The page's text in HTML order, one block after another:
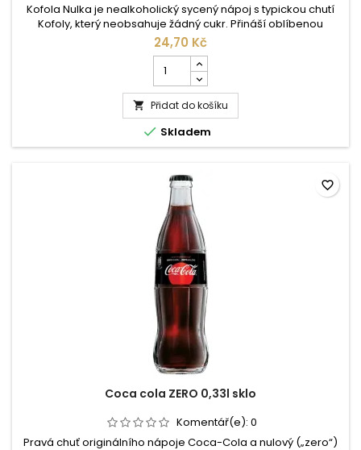
Kofola Nulka je nealkoholický sycený nápoj s typickou chutí
Kofoly, který neobsahuje žádný cukr. Přináší oblíbenou
bylinkovou chuť v lehčí variantě, ideální pro každodenní
osvěžení bez kalorií navíc.
24,70 Kč
kusů
produktu
Kofola
Nulka
0,5l
-
 Přidat do košíku
 Skladem
Coca cola ZERO 0,33l sklo
Komentář(e): 0
Pravá chuť originálního nápoje Coca-Cola a nulový („zero“)
favorite_border